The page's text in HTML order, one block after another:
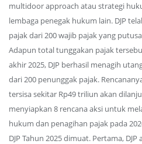
multidoor approach atau strategi
lembaga penegak hukum lain. DJP
pajak dari 200 wajib pajak yang
Adapun total tunggakan pajak
akhir 2025, DJP berhasil menagih
dari 200 penunggak pajak.
tersisa sekitar Rp49 triliun akan
menyiapkan 8 rencana aksi untuk
hukum dan penagihan pajak pada
DJP Tahun 2025 dimuat. Pertama,